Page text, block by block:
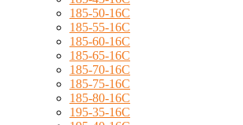
185-50-16C
185-55-16C
185-60-16C
185-65-16C
185-70-16C
185-75-16C
185-80-16C
195-35-16C